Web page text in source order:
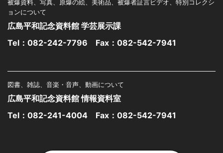
被爆資料、写真、原爆の絵、美術品、被爆者証言ビデオ、特別コレクシ
ョンについて
広島平和記念資料館 学芸展示課
Tel： 082-242-7796 Fax：082-542-7941
図書、雑誌、音楽・音声、動画について
広島平和記念資料館 情報資料室
Tel： 082-241-4004 Fax：082-542-7941